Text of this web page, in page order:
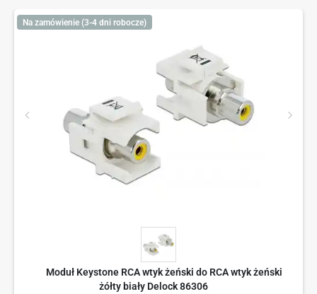
Na zamówienie (3-4 dni robocze)
Moduł Keystone RCA wtyk żeński do RCA wtyk żeński
żółty biały Delock 86306